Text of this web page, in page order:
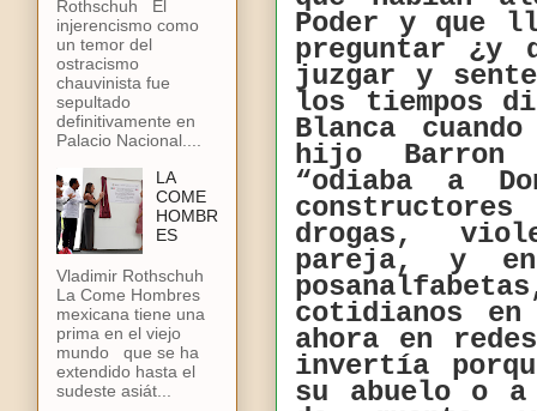
Poder y que
preguntar ¿y
juzgar y
los tiempos
Blanca
hijo Barron
“odiaba a
drogas,
pareja, y
cotidianos
ahora en
invertía
su abuelo o
Rothschuh El
injerencismo como
un temor del
ostracismo
chauvinista fue
sepultado
definitivamente en
Palacio Nacional....
LA
COME
HOMBR
ES
Vladimir Rothschuh
La Come Hombres
mexicana tiene una
prima en el viejo
mundo que se ha
extendido hasta el
sudeste asiát...